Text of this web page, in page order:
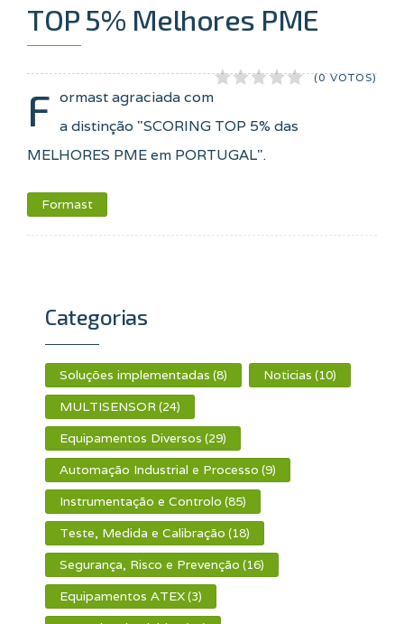
TOP 5% Melhores PME
(0 VOTOS)
F ormast agraciada com
a distinção "SCORING TOP 5% das
MELHORES PME em PORTUGAL".
Formast
Categorias
Soluções implementadas (8) Noticias (10)
MULTISENSOR(24)
Equipamentos Diversos (29)
Automação Industrial e Processo (9)
Instrumentação e Controlo (85)
Teste, Medida e Calibração (18)
Segurança, Risco e Prevenção (16)
Equipamentos ATEX(3)